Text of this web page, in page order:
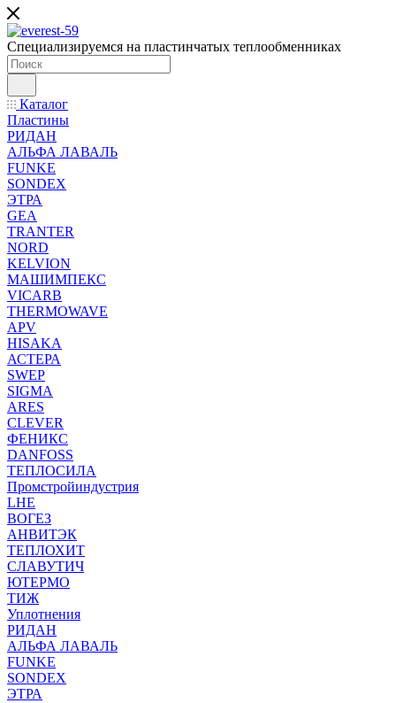
Специализируемся на пластинчатых теплообменниках
Каталог
Пластины
РИДАН
АЛЬФА ЛАВАЛЬ
FUNKE
SONDEX
ЭТРА
GEA
TRANTER
NORD
KELVION
МАШИМПЕКС
VICARB
THERMOWAVE
APV
HISAKA
АСТЕРА
SWEP
SIGMA
ARES
CLEVER
ФЕНИКС
DANFOSS
ТЕПЛОСИЛА
Промстройиндустрия
LHE
ВОГЕЗ
АНВИТЭК
ТЕПЛОХИТ
СЛАВУТИЧ
ЮТЕРМО
ТИЖ
Уплотнения
РИДАН
АЛЬФА ЛАВАЛЬ
FUNKE
SONDEX
ЭТРА